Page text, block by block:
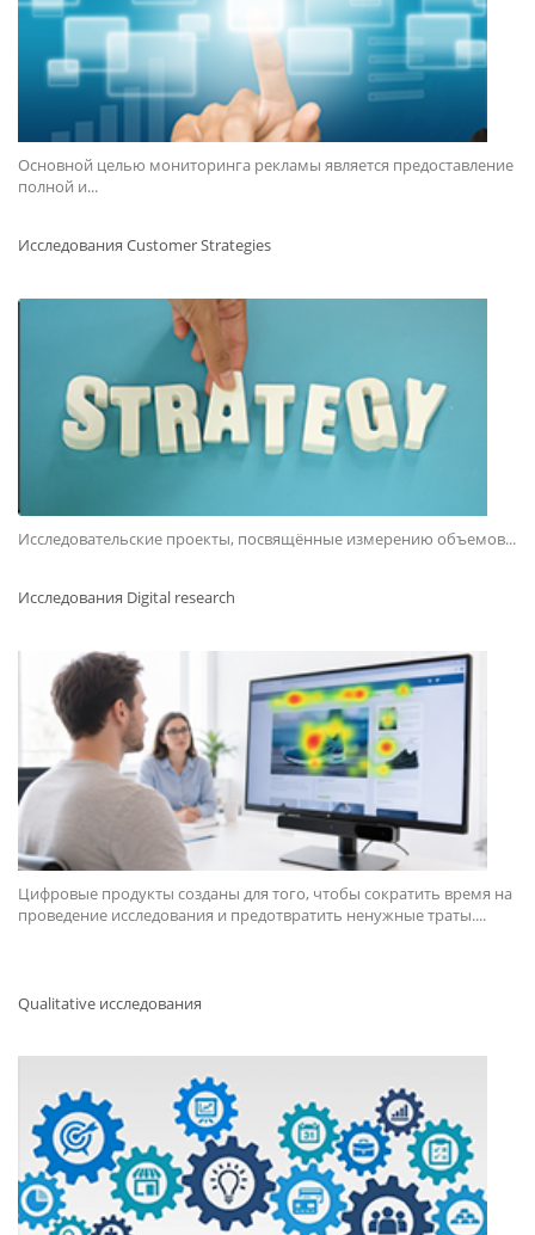
Основной целью мониторинга рекламы является предоставление
полной и...
Исследования Customer Strategies
Исследовательские проекты, посвящённые измерению объемов...
Исследования Digital research
Цифровые продукты созданы для того, чтобы сократить время на
проведение исследования и предотвратить ненужные траты....
Qualitative исследования